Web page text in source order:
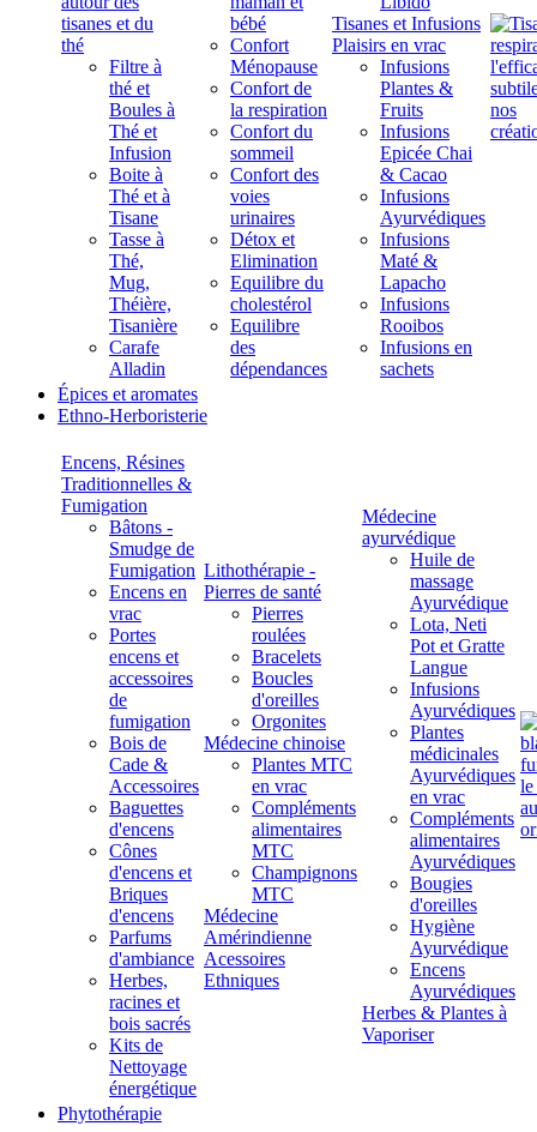
tisanes et du
thé
Filtre à
thé et
Boules à
Thé et
Infusion
Boite à
Thé et à
Tisane
Tasse à
Thé,
Mug,
Théière,
Tisanière
Carafe
Alladin
bébé
Confort
Ménopause
Confort de
la respiration
Confort du
sommeil
Confort des
voies
urinaires
Détox et
Elimination
Equilibre du
cholestérol
Equilibre
des
dépendances
Tisanes et Infusions
Plaisirs en vrac
Infusions
Plantes &
Fruits
Infusions
Epicée Chai
& Cacao
Infusions
Ayurvédiques
Infusions
Maté &
Lapacho
Infusions
Rooibos
Infusions en
sachets
Épices et aromates
Ethno-Herboristerie
Encens, Résines
Traditionnelles &
Fumigation
Bâtons -
Smudge de
Fumigation
Encens en
vrac
Portes
encens et
accessoires
de
fumigation
Bois de
Cade &
Accessoires
Baguettes
d'encens
Cônes
d'encens et
Briques
d'encens
Parfums
d'ambiance
Herbes,
racines et
bois sacrés
Kits de
Nettoyage
énergétique
Lithothérapie -
Pierres de santé
Pierres
roulées
Bracelets
Boucles
d'oreilles
Orgonites
Médecine chinoise
Plantes MTC
en vrac
Compléments
alimentaires
MTC
Champignons
MTC
Médecine
Amérindienne
Acessoires
Ethniques
Médecine
ayurvédique
Huile de
massage
Ayurvédique
Lota, Neti
Pot et Gratte
Langue
Infusions
Ayurvédiques
Plantes
médicinales
Ayurvédiques
en vrac
Compléments
alimentaires
Ayurvédiques
Bougies
d'oreilles
Hygiène
Ayurvédique
Encens
Ayurvédiques
Herbes & Plantes à
Vaporiser
Phytothérapie